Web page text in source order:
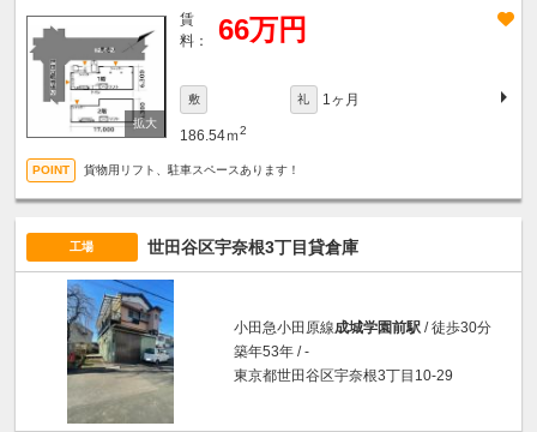
賃
料：
66万円
敷 礼 1ヶ月
186.54ｍ2
貨物用リフト、駐車スペースあります！
工場 世田谷区宇奈根3丁目貸倉庫
小田急小田原線成城学園前駅 / 徒歩30分
築年53年 / -
東京都世田谷区宇奈根3丁目10-29